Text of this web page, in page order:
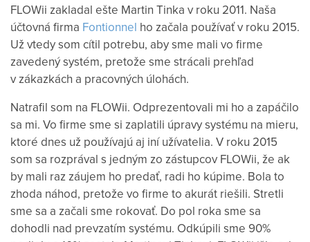
FLOWii zakladal ešte Martin Tinka v roku 2011. Naša
účtovná firma Fontionnel ho začala používať v roku 2015.
Už vtedy som cítil potrebu, aby sme mali vo firme
zavedený systém, pretože sme strácali prehľad
v zákazkách a pracovných úlohách.
Natrafil som na FLOWii. Odprezentovali mi ho a zapáčilo
sa mi. Vo firme sme si zaplatili úpravy systému na mieru,
ktoré dnes už používajú aj iní užívatelia. V roku 2015
som sa rozprával s jedným zo zástupcov FLOWii, že ak
by mali raz záujem ho predať, radi ho kúpime. Bola to
zhoda náhod, pretože vo firme to akurát riešili. Stretli
sme sa a začali sme rokovať. Do pol roka sme sa
dohodli nad prevzatím systému. Odkúpili sme 90%